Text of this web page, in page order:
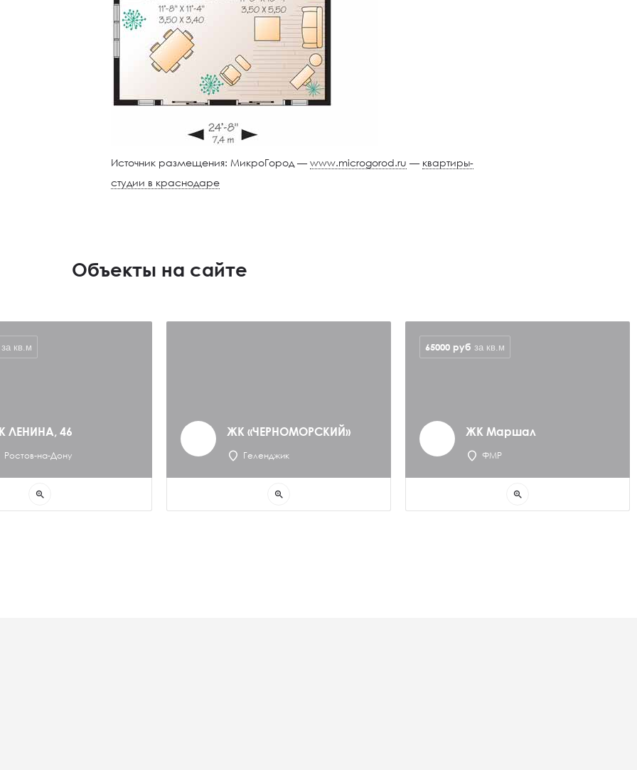
Источник размещения: МикроГород —www.microgorod.ru — квартиры-
студии в краснодаре
Объекты на сайте
ЛЕНИНА, 46
Ростов-на-Дону
за кв.м
zoom_in
ЖК «ЧЕРНОМОРСКИЙ»
Геленджик
zoom_in
ЖК Маршал
ФМР
65000 руб за кв.м
zoom_in